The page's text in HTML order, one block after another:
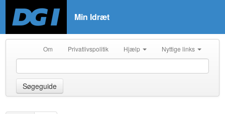
Min Idræt
Om Privatlivspolitik Hjælp Nyttige links
Søgeguide